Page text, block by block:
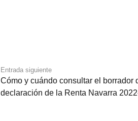
Entrada siguiente
Cómo y cuándo consultar el borrador
declaración de la Renta Navarra